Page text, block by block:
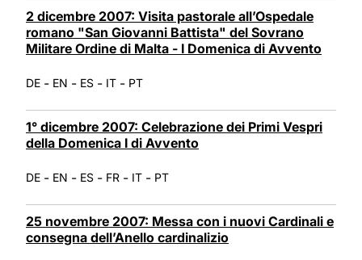
2 dicembre 2007: Visita pastorale all’Ospedale
romano "San Giovanni Battista" del Sovrano
Militare Ordine di Malta - I Domenica di Avvento
DE - EN - ES - IT - PT
1° dicembre 2007: Celebrazione dei Primi Vespri
della Domenica I di Avvento
DE - EN - ES - FR - IT - PT
25 novembre 2007: Messa con i nuovi Cardinali e
consegna dell’Anello cardinalizio